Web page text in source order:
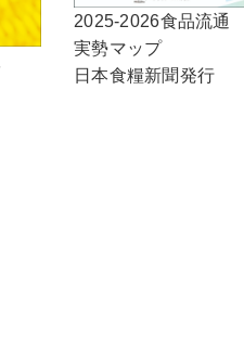
2025-2026食品流通
実勢マップ
日本食糧新聞発行